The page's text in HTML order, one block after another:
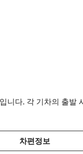
니다. 각 기차의 출발
차편정보